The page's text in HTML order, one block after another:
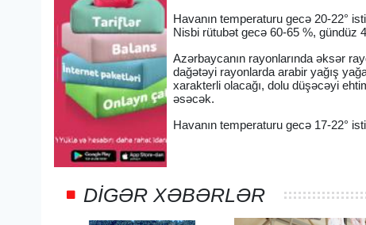
Havanın temperaturu gecə 20-22°
Nisbi rütubət gecə 60-65 %, gündüz
Azərbaycanın rayonlarında əksər
dağətəyi rayonlarda arabir yağış
xarakterli olacağı, dolu düşəcəyi
əsəcək.
Havanın temperaturu gecə 17-22°
DIGƏR XƏBƏRLƏR